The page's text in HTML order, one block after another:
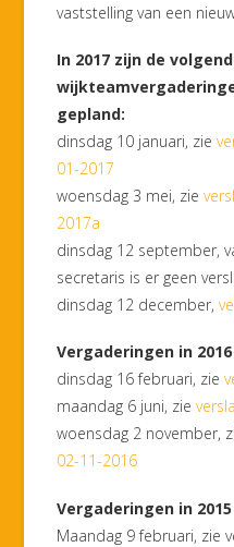
vaststelling van een
In 2017 zijn de
gepland:
dinsdag 10 januari, zie
01-2017
woensdag 3 mei, zie
2017a
dinsdag 12 september,
secretaris is er geen
dinsdag 12 december,
Vergaderingen in 2016
dinsdag 16 februari, zie
maandag 6 juni, zie
woensdag 2 november,
02-11-2016
Vergaderingen in 2015
Maandag 9 februari, zie